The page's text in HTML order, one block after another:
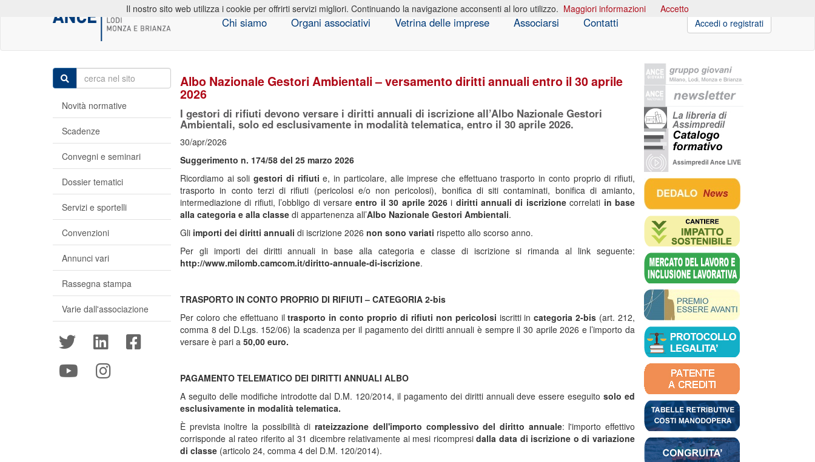
Chi siamo Organi associativi Vetrina delle imprese Associarsi Contatti Accedi o registrati
Albo Nazionale Gestori Ambientali – versamento diritti annuali entro il 30 aprile
2026
I gestori di rifiuti devono versare i diritti annuali di iscrizione all’Albo Nazionale Gestori
Ambientali, solo ed esclusivamente in modalità telematica, entro il 30 aprile 2026.
30/apr/2026
Suggerimento n. 174/58 del 25 marzo 2026
Ricordiamo ai soligestori di rifiuti e, in particolare, alle imprese che effettuano trasporto in conto proprio di rifiuti,
trasporto in conto terzi di rifiuti (pericolosi e/o non pericolosi), bonifica di siti contaminati, bonifica di amianto,
intermediazione di rifiuti, l’obbligo di versareentro il 30 aprile 2026i diritti annuali di iscrizionecorrelati in base
alla categoria e alla classe di appartenenza all’Albo Nazionale Gestori Ambientali.
Gli importi dei diritti annuali di iscrizione 2026 non sono variati rispetto allo scorso anno.
Per gli importi dei diritti annuali in base alla categoria e classe di iscrizione si rimanda al link seguente:
http://www.milomb.camcom.it/diritto-annuale-di-iscrizione.
TRASPORTO IN CONTO PROPRIO DI RIFIUTI – CATEGORIA 2-bis
Per coloro che effettuano iltrasporto in conto proprio di rifiuti non pericolosi iscritti incategoria 2-bis (art. 212,
comma 8 del D.Lgs. 152/06) la scadenza per il pagamento dei diritti annuali è sempre il 30 aprile 2026 e l’importo da
versare è pari a 50,00 euro.
PAGAMENTO TELEMATICO DEI DIRITTI ANNUALI ALBO
A seguito delle modifiche introdotte dal D.M. 120/2014, il pagamento dei diritti annuali deve essere eseguitosolo ed
esclusivamente in modalità telematica.
È prevista inoltre la possibilità dirateizzazione dell'importo complessivo del diritto annuale: l'importo effettivo
corrisponde al rateo riferito al 31 dicembre relativamente ai mesi ricompresidalla data di iscrizione o di variazione
di classe (articolo 24, comma 4 del D.M. 120/2014).
Novità normative
Scadenze
Convegni e seminari
Dossier tematici
Servizi e sportelli
Convenzioni
Annunci vari
Rassegna stampa
Varie dall'associazione
Il nostro sito web utilizza i cookie per offrirti servizi migliori. Continuando la navigazione acconsenti al loro utilizzo. Maggiori informazioni Accetto